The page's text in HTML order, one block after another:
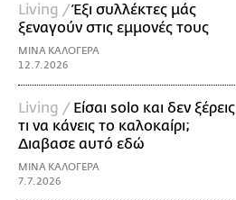
Living /Έξι συλλέκτες μάς
ξεναγούν στις εμμονές τους
ΜΙΝΑ ΚΑΛΟΓΕΡΑ
12.7.2026
Living / Είσαι solo και δεν ξέρεις
τι να κάνεις το καλοκαίρι;
Διαβασε αυτό εδώ
ΜΙΝΑ ΚΑΛΟΓΕΡΑ
7.7.2026